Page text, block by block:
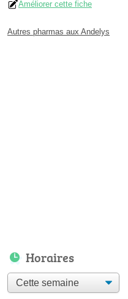
Améliorer cette fiche
Autres pharmas aux Andelys
Horaires